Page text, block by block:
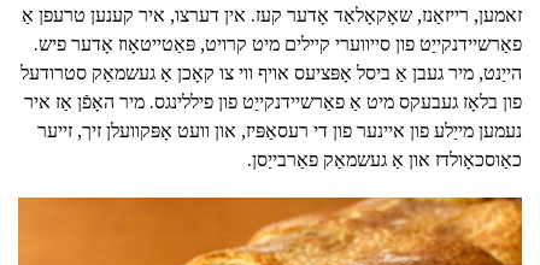
זאמען, רייזאַנז, שאָקאָלאַד אָדער קעז. אין דערצו, איר קענען טרעפן אַ
פאַרשיידנקייַט פון סייווערי קיילים מיט קרויט, פּאַטייטאָוז אָדער פיש.
הייַנט, מיר געבן אַ ביסל אָפּציעס אויף ווי צו קאָכן אַ געשמאַק סטרודעל
פון בלאָז געבעקס מיט אַ פאַרשיידנקייַט פון פיללינגס. מיר האָפֿן אַז איר
נעמען מייַלע פון איינער פון די רעסאַפּיז, און וועט אָפּקוועלן זיך, זייער
כאַוסכאָולדז און אַ געשמאַק פאַרבייַסן.